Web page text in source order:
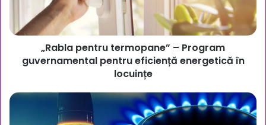
eficiență
energetică
locuințe
„Rabla pentru termopane” – Program
guvernamental pentru eficiență energetică în
locuințe
Guvernul